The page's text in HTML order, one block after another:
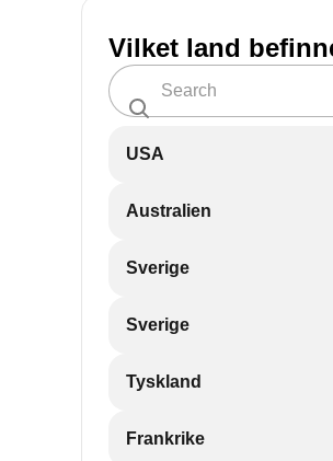
Vilket land
USA
Australien
Sverige
Sverige
Tyskland
Frankrike